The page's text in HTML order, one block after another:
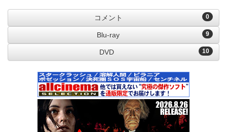
0
コメント
9
Blu-ray
10
DVD